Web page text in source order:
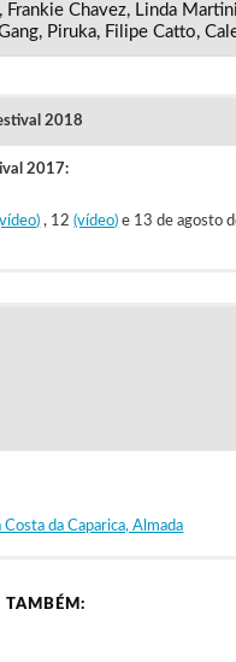
Frankie Chavez, Linda
Piruka, Filipe Catto,
2018
2017:
, 12(vídeo) e 13 de agosto
na zona.
TAMBÉM: